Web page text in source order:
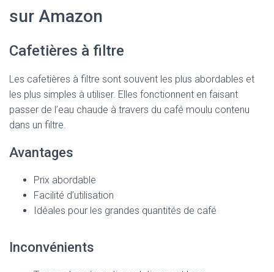
sur Amazon
Cafetières à filtre
Les cafetières à filtre sont souvent les plus abordables et
les plus simples à utiliser. Elles fonctionnent en faisant
passer de l’eau chaude à travers du café moulu contenu
dans un filtre.
Avantages
Prix abordable
Facilité d’utilisation
Idéales pour les grandes quantités de café
Inconvénients